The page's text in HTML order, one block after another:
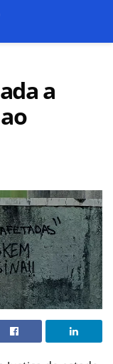
a